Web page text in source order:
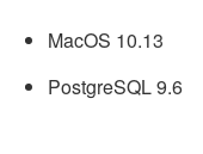
MacOS 10.13
PostgreSQL 9.6